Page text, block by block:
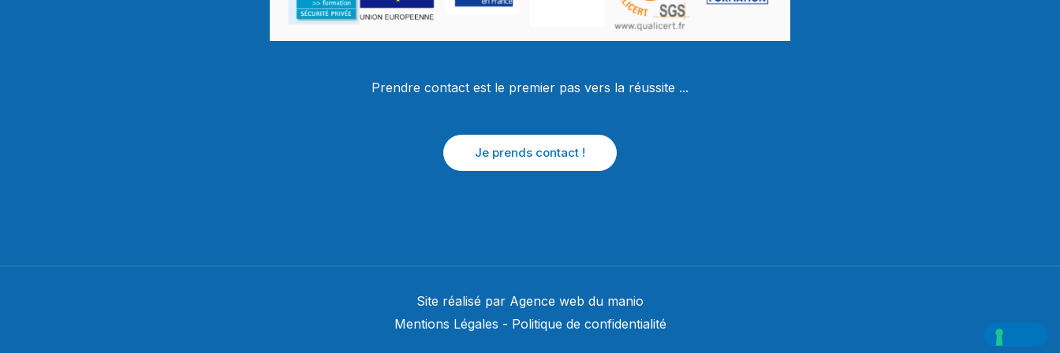
Prendre contact est le premier pas vers la réussite ...
Je prends contact !
Site réalisé par Agence web du manio
Mentions Légales - Politique de confidentialité